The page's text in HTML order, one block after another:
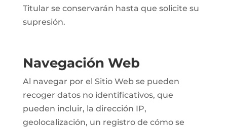
Titular se conservarán hasta que solicite su
supresión.
Navegación Web
Al navegar por el Sitio Web se pueden
recoger datos no identificativos, que
pueden incluir, la dirección IP,
geolocalización, un registro de cómo se